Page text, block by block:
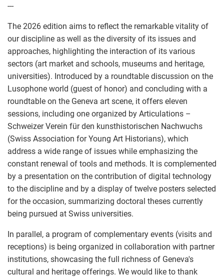
---
The 2026 edition aims to reflect the remarkable vitality of
our discipline as well as the diversity of its issues and
approaches, highlighting the interaction of its various
sectors (art market and schools, museums and heritage,
universities). Introduced by a roundtable discussion on the
Lusophone world (guest of honor) and concluding with a
roundtable on the Geneva art scene, it offers eleven
sessions, including one organized by Articulations –
Schweizer Verein für den kunsthistorischen Nachwuchs
(Swiss Association for Young Art Historians), which
address a wide range of issues while emphasizing the
constant renewal of tools and methods. It is complemented
by a presentation on the contribution of digital technology
to the discipline and by a display of twelve posters selected
for the occasion, summarizing doctoral theses currently
being pursued at Swiss universities.
In parallel, a program of complementary events (visits and
receptions) is being organized in collaboration with partner
institutions, showcasing the full richness of Geneva's
cultural and heritage offerings. We would like to thank